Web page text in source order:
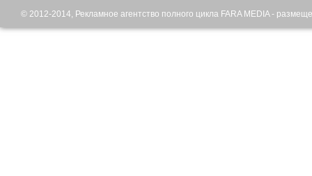
© 2012-2014, Рекламное агентство полного цикла FARA MEDIA -